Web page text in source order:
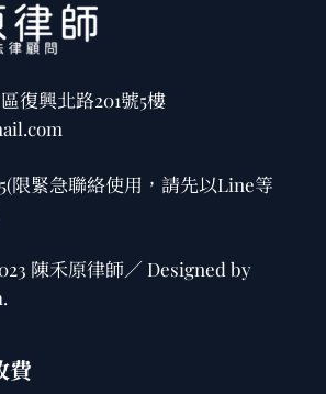
復興北路201號5樓
(限緊急聯絡使用，請先以Line等
陳禾原律師／ Designed by
.
費